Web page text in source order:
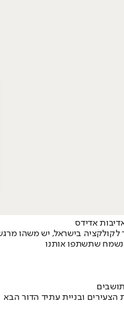
בישראל, יש משהו
שתשתפו אותנו
הצעירים ובניית עתיד הדור הבא